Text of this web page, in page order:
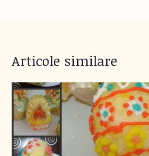
Articole similare